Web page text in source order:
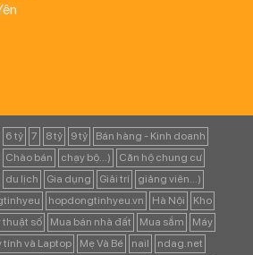
6 tỷ 7 8 tỷ 9 tỷ
Bán hàng - Kinh doanh
Chào bán chạy bộ...)
Căn hộ chung cư
du lịch Gia dụng Giải trí
giảng viên...)
hopdongtinhyeu.vn Hà Nội
Kho
thuật số Mua bán nhà đất Mua sắm
Máy
tính và Laptop Mẹ Và Bé nail
ndag.net